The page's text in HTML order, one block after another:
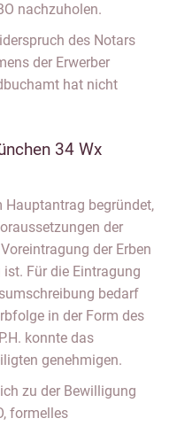
nachzuholen.
des Notars
der Erwerber
hat nicht
34 Wx
Hauptantrag begründet,
der
der Erben
Für die Eintragung
bedarf
in der Form des
konnte das
genehmigen.
zu der Bewilligung
formelles